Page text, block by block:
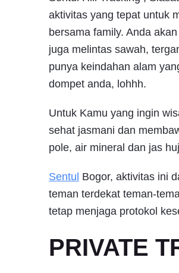
aktivitas yang tepat untuk
bersama family. Anda
juga melintas sawah,
punya keindahan alam
dompet anda, lohhh.
Untuk Kamu yang ingin
sehat jasmani dan
pole, air mineral dan jas
Sentul Bogor, aktivitas ini
teman terdekat teman-
tetap menjaga protokol
PRIVATE